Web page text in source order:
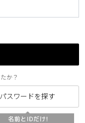
か？
パスワードを探す